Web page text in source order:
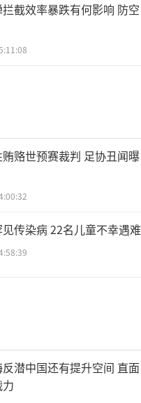
截效率暴跌有何影响 防空
赂世预赛裁判 足协丑闻曝
传染病 22名儿童不幸遇难
潜中国还有提升空间 直面